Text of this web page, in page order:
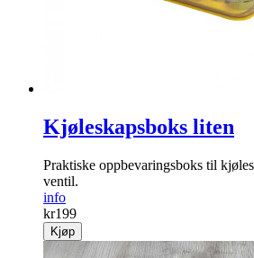
Kjøleskapsboks liten
Praktiske oppbevaringsboks til
ventil.
info
kr199
Kjøp